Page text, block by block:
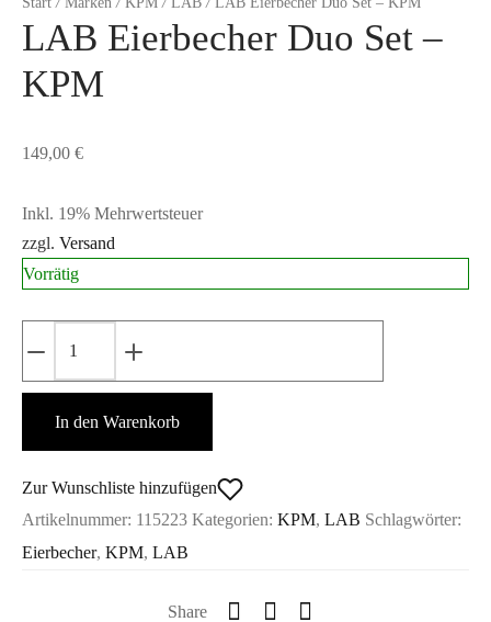
LAB Eierbecher Duo Set –
KPM
149,00 €
Inkl. 19% Mehrwertsteuer
zzgl. Versand
Vorrätig
Duo
Set
-
KPM
Menge
In den Warenkorb
Zur Wunschliste hinzufügen
Artikelnummer: 115223 Kategorien: KPM, LAB Schlagwörter:
Eierbecher, KPM, LAB
Share